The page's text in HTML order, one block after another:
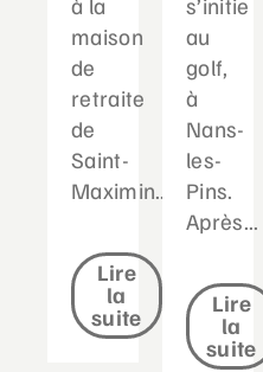
maison
de
retraite
de
Saint-
Maximin....
Lire
la
suite
au
golf,
à
Nans-
les-
Pins.
Après...
Lire
la
suite